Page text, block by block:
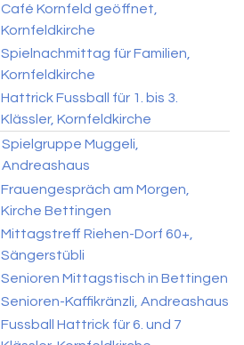
Café Kornfeld geöffnet,
Kornfeldkirche
Spielnachmittag für Familien,
Kornfeldkirche
Hattrick Fussball für 1. bis 3.
Klässler, Kornfeldkirche
Spielgruppe Muggeli,
Andreashaus
Frauengespräch am Morgen,
Kirche Bettingen
Mittagstreff Riehen-Dorf 60+,
Sängerstübli
Senioren Mittagstisch in Bettingen
Senioren-Kaffikränzli, Andreashaus
Fussball Hattrick für 6. und 7